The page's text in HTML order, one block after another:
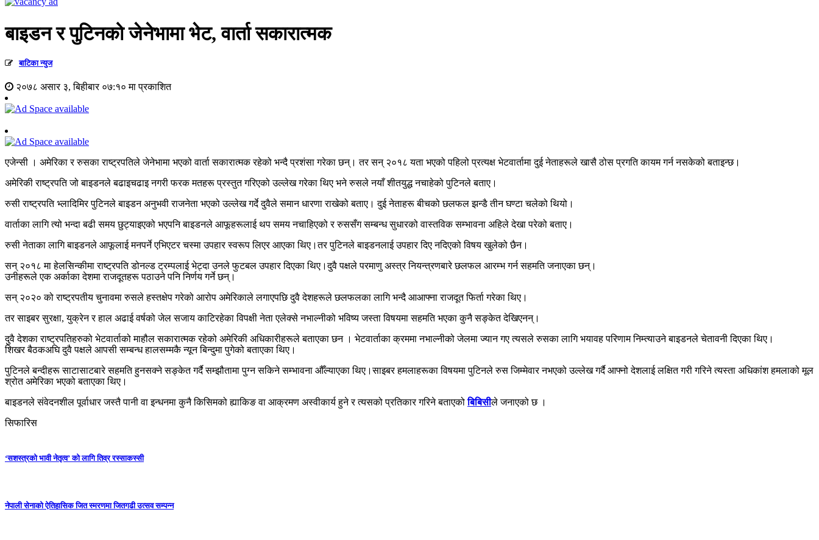
बाइडन र पुटिनको जेनेभामा भेट, वार्ता सकारात्मक
बाटिका न्युज
२०७८ असार ३, बिहीबार ०७:१० मा प्रकाशित
एजेन्सी । अमेरिका र रुसका राष्ट्रपतिले जेनेभामा भएको वार्ता सकारात्मक रहेको भन्दै प्रशंसा गरेका छन्। तर सन् २०१८ यता भएको पहिलो प्रत्यक्ष भेटवार्तामा दुई नेताहरूले खासै ठोस प्रगति कायम गर्न नसकेको बताइन्छ।
अमेरिकी राष्ट्रपति जो बाइडनले बढाइचढाइ नगरी फरक मतहरू प्रस्तुत गरिएको उल्लेख गरेका थिए भने रुसले नयाँ शीतयुद्ध नचाहेको पुटिनले बताए।
रुसी राष्ट्रपति भ्लादिमिर पुटिनले बाइडन अनुभवी राजनेता भएको उल्लेख गर्दे दुवैले समान धारणा राखेको बताए। दुई नेताहरू बीचको छलफल झन्डै तीन घण्टा चलेको थियो।
वार्ताका लागि त्यो भन्दा बढी समय छुट्याइएको भएपनि बाइडनले आफूहरूलाई थप समय नचाहिएको र रुससँग सम्बन्ध सुधारको वास्तविक सम्भावना अहिले देखा परेको बताए।
रुसी नेताका लागि बाइडनले आफूलाई मनपर्ने एभिएटर चस्मा उपहार स्वरूप लिएर आएका थिए।तर पुटिनले बाइडनलाई उपहार दिए नदिएको विषय खुलेको छैन।
सन् २०१८ मा हेलसिन्कीमा राष्ट्रपति डोनल्ड ट्रम्पलाई भेट्दा उनले फुटबल उपहार दिएका थिए।दुवै पक्षले परमाणु अस्त्र नियन्त्रणबारे छलफल आरम्भ गर्न सहमति जनाएका छन्।
उनीहरूले एक अर्काका देशमा राजदूतहरू पठाउने पनि निर्णय गर्ने छन्।
सन् २०२० को राष्ट्रपतीय चुनावमा रुसले हस्तक्षेप गरेको आरोप अमेरिकाले लगाएपछि दुवै देशहरूले छलफलका लागि भन्दै आआफ्ना राजदूत फिर्ता गरेका थिए।
तर साइबर सुरक्षा, युक्रेन र हाल अढाई वर्षको जेल सजाय काटिरहेका विपक्षी नेता एलेक्से नभाल्नीको भविष्य जस्ता विषयमा सहमति भएका कुनै सङ्केत देखिएनन्।
दुवै देशका राष्ट्रपतिहरुको भेटवार्ताको माहौल सकारात्मक रहेको अमेरिकी अधिकारीहरूले बताएका छन । भेटवार्ताका क्रममा नभाल्नीको जेलमा ज्यान गए त्यसले रुसका लागि भयावह परिणाम निम्त्याउने बाइडनले चेतावनी दिएका थिए।
शिखर बैठकअघि दुवै पक्षले आपसी सम्बन्ध हालसम्मकै न्यून बिन्दुमा पुगेको बताएका थिए।
पुटिनले बन्दीहरू साटासाटबारे सहमति हुनसक्ने सङ्केत गर्दै सम्झौतामा पुग्न सकिने सम्भावना औँल्याएका थिए।साइबर हमलाहरूका विषयमा पुटिनले रुस जिम्मेवार नभएको उल्लेख गर्दै आफ्नो देशलाई लक्षित गरी गरिने त्यस्ता अधिकांश हमलाको मूल
श्रोत अमेरिका भएको बताएका थिए।
बाइडनले संवेदनशील पूर्वाधार जस्तै पानी वा इन्धनमा कुनै किसिमको ह्याकिङ वा आक्रमण अस्वीकार्य हुने र त्यसको प्रतिकार गरिने बताएकोबिबिसीले जनाएको छ ।
सिफारिस
‘सशस्त्रको भावी नेतृत्व’ को लागि तिव्र रस्साकस्सी
नेपाली सेनाको ऐतिहासिक जित स्मरणमा जितगढी उत्सव सम्पन्न